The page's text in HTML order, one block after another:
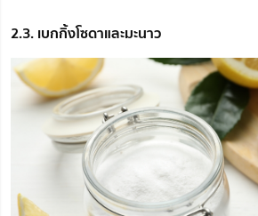
2.3. เบกกิ้งโซดาและมะนาว